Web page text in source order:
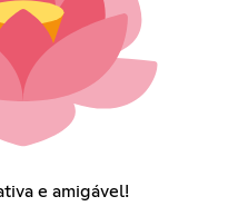
e amigável!